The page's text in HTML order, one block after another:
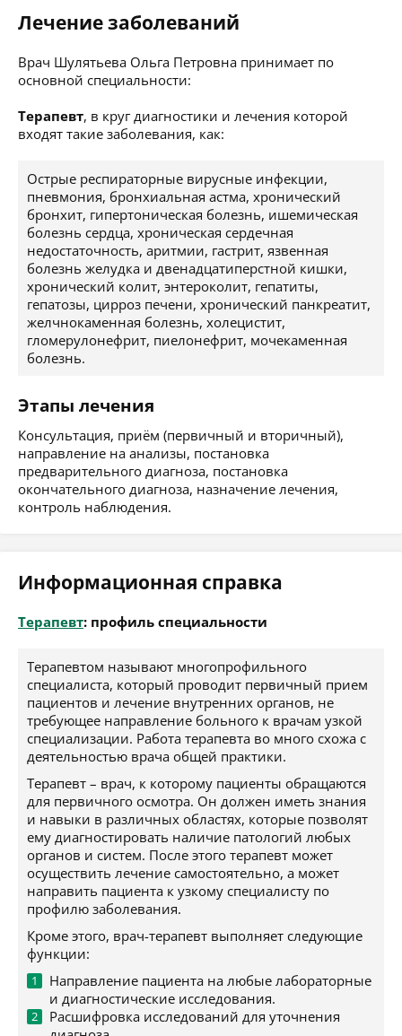
Лечение заболеваний
Врач Шулятьева Ольга Петровна принимает по
основной специальности:
Терапевт, в круг диагностики и лечения которой
входят такие заболевания, как:
Острые респираторные вирусные инфекции,
пневмония, бронхиальная астма, хронический
бронхит, гипертоническая болезнь, ишемическая
болезнь сердца, хроническая сердечная
недостаточность, аритмии, гастрит, язвенная
болезнь желудка и двенадцатиперстной кишки,
хронический колит, энтероколит, гепатиты,
гепатозы, цирроз печени, хронический панкреатит,
желчнокаменная болезнь, холецистит,
гломерулонефрит, пиелонефрит, мочекаменная
болезнь.
Этапы лечения
Консультация, приём (первичный и вторичный),
направление на анализы, постановка
предварительного диагноза, постановка
окончательного диагноза, назначение лечения,
контроль наблюдения.
Информационная справка
Терапевт: профиль специальности
Терапевтом называют многопрофильного
специалиста, который проводит первичный прием
пациентов и лечение внутренних органов, не
требующее направление больного к врачам узкой
специализации. Работа терапевта во много схожа с
деятельностью врача общей практики.
Терапевт – врач, к которому пациенты обращаются
для первичного осмотра. Он должен иметь знания
и навыки в различных областях, которые позволят
ему диагностировать наличие патологий любых
органов и систем. После этого терапевт может
осуществить лечение самостоятельно, а может
направить пациента к узкому специалисту по
профилю заболевания.
Кроме этого, врач-терапевт выполняет следующие
функции:
Направление пациента на любые лабораторные
и диагностические исследования.
Расшифровка исследований для уточнения